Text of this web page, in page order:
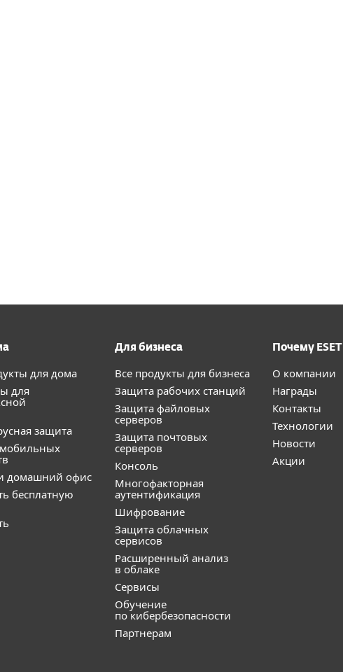
для дома
для
защита
домашний офис
бесплатную
Для бизнеса
Все продукты для бизнеса
Защита рабочих станций
Защита файловых
серверов
Защита почтовых
серверов
Консоль
Многофакторная
аутентификация
Шифрование
Защита облачных
сервисов
Расширенный анализ
в облаке
Сервисы
Обучение
по кибербезопасности
Партнерам
Почему ESET
О компании
Награды
Контакты
Технологии
Новости
Акции